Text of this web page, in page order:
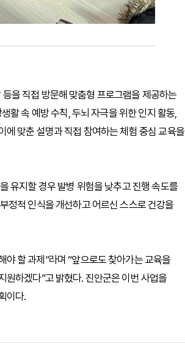
을 직접 방문해 맞춤형 프로그램을 제공하는
활 속 예방 수칙, 두뇌 자극을 위한 인지 활동,
에 맞춘 설명과 직접 참여하는 체험 중심 교육을
유지할 경우 발병 위험을 낮추고 진행 속도를
정적 인식을 개선하고 어르신 스스로 건강을
할 과제”라며 “앞으로도 찾아가는 교육을
원하겠다”고 밝혔다. 진안군은 이번 사업을
이다.